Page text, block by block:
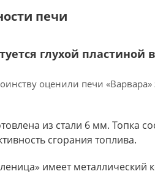
печи
глухой
оценили печи
из стали 6 мм. Топка
сгорания топлива.
имеет металлический